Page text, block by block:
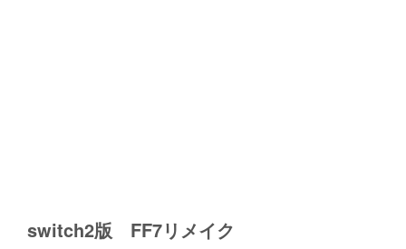
switch2版 FF7リメイク